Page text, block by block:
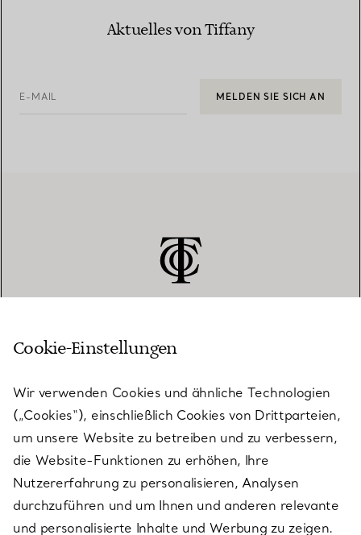
Aktuelles von Tiffany
E-MAIL MELDEN SIE SICH AN
KUNDENSERVICE
SERVICES
ÜBER TIFFANY & CO.
Cookie-Einstellungen
Wir verwenden Cookies und ähnliche Technologien
(„Cookies“), einschließlich Cookies von Drittparteien,
um unsere Website zu betreiben und zu verbessern,
die Website-Funktionen zu erhöhen, Ihre
Nutzererfahrung zu personalisieren, Analysen
durchzuführen und um Ihnen und anderen relevante
und personalisierte Inhalte und Werbung zu zeigen.